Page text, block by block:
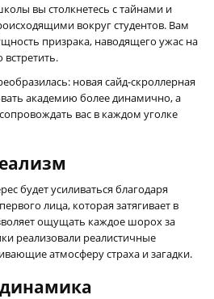
вы столкнетесь с тайнами и
вокруг студентов. Вам
призрака, наводящего ужас на
встретить.
новая сайд-скроллерная
академию более динамично, а
вас в каждом уголке
будет усиливаться благодаря
лица, которая затягивает в
ощущать каждое шорох за
реализовали реалистичные
атмосферу страха и загадки.